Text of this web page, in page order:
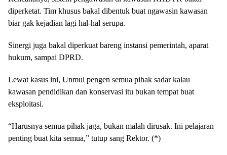
diperketat. Tim khusus bakal dibentuk buat ngawasin kawasan
biar gak kejadian lagi hal-hal serupa.
Sinergi juga bakal diperkuat bareng instansi pemerintah, aparat
hukum, sampai DPRD.
Lewat kasus ini, Unmul pengen semua pihak sadar kalau
kawasan pendidikan dan konservasi itu bukan tempat buat
eksploitasi.
“Harusnya semua pihak jaga, bukan malah dirusak. Ini pelajaran
penting buat kita semua,” tutup sang Rektor. (*)